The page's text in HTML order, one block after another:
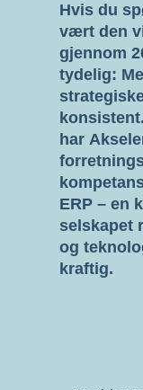
Hvis du
vært den
gjennom
tydelig:
har
ERP – en
selskapet
og
kraftig.